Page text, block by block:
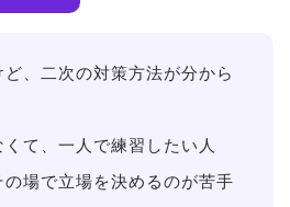
、二次の対策方法が分から
て、一人で練習したい人
場で立場を決めるのが苦手